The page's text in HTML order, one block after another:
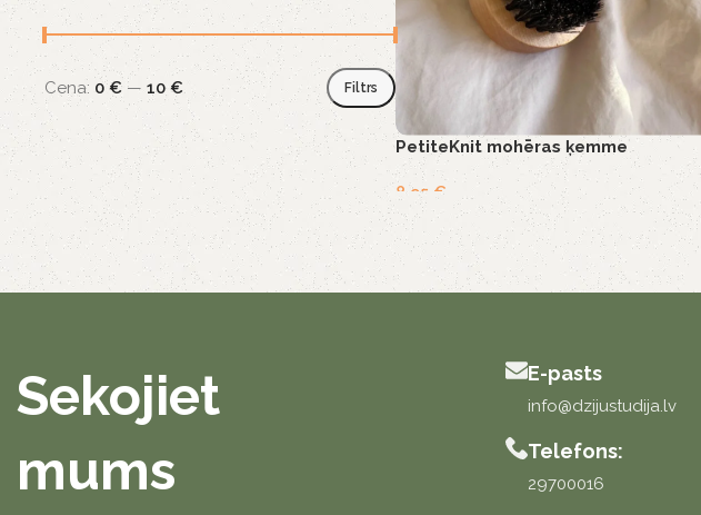
Filtrs
Cena: 0 € — 10 €
PetiteKnit mohēras ķemme
8,95 €
Sekojiet
mums
E-pasts
info@dzijustudija.lv
Telefons:
29700016